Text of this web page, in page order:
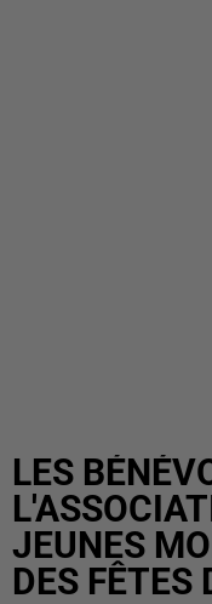
LES
JEUNES
DES FÊTES